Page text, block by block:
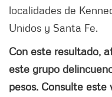
localidades de
Unidos y Santa Fe.
Con este resultado,
este grupo
pesos. Consulte